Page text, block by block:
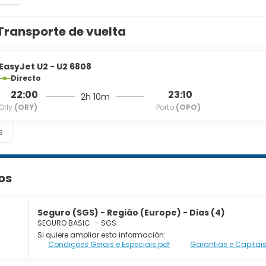
out exprés, tintorería y un servicio de recepción las 24
En este hotel tienes a tu disposición 680 metros cuadrados
pequeño suplemento podrás aprovechar prestaciones
de vuelta
EasyJet U2 - U2 6808
Directo
22:00
Orly (ORY)
2h 10m 23:10
Porto (OPO)
Seguro (SGS) - Região (Europe) - Dias (4)
SEGURO BASIC - SGS
Si quiere ampliar esta información:
Condições Gerais e Especiais.pdf
Garantias e